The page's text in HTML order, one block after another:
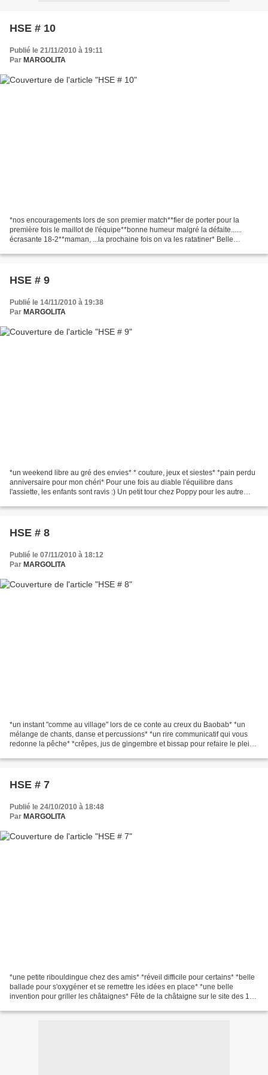
HSE # 10
Publié le 21/11/2010 à 19:11
Par MARGOLITA
*nos encouragements lors de son premier match**fier de porter pour la
première fois le maillot de l'équipe**bonne humeur malgré la défaite......
écrasante 18-2**maman, ...la prochaine fois on va les ratatiner* Belle
HSE # 9
Publié le 14/11/2010 à 19:38
Par MARGOLITA
*un weekend libre au gré des envies* * couture, jeux et siestes* *pain perdu
anniversaire pour mon chéri* Pour une fois au diable l'équilibre dans
l'assiette, les enfants sont ravis :) Un petit tour chez Poppy pour les autre
HSE # 8
Publié le 07/11/2010 à 18:12
Par MARGOLITA
*un instant "comme au village" lors de ce conte au creux du Baobab* *un
mélange de chants, danse et percussions* *un rire communicatif qui vous
redonne la pêche* *crêpes, jus de gingembre et bissap pour refaire le plein
HSE # 7
Publié le 24/10/2010 à 18:48
Par MARGOLITA
*une petite ribouldingue chez des amis* *réveil difficile pour certains* *belle
ballade pour s'oxygéner et se remettre les idées en place* *une belle
invention pour griller les châtaignes* Fête de la châtaigne sur le site des 11